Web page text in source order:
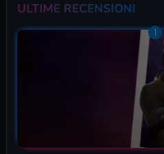
ULTIME RECENSIONI